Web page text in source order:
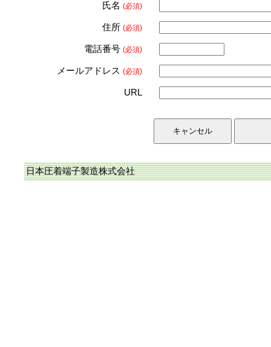
氏名 (必須)
住所 (必須)
電話番号 (必須)
メールアドレス (必須)
URL
日本圧着端子製造株式会社